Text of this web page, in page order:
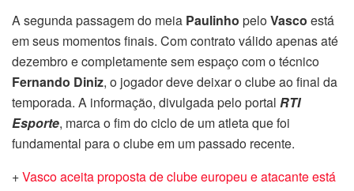
A segunda passagem do meia Paulinho peloVasco está
em seus momentos finais. Com contrato válido apenas até
dezembro e completamente sem espaço com o técnico
Fernando Diniz, o jogador deve deixar o clube ao final da
temporada. A informação, divulgada pelo portal RTI
Esporte, marca o fim do ciclo de um atleta que foi
fundamental para o clube em um passado recente.
+Vasco aceita proposta de clube europeu e atacante está